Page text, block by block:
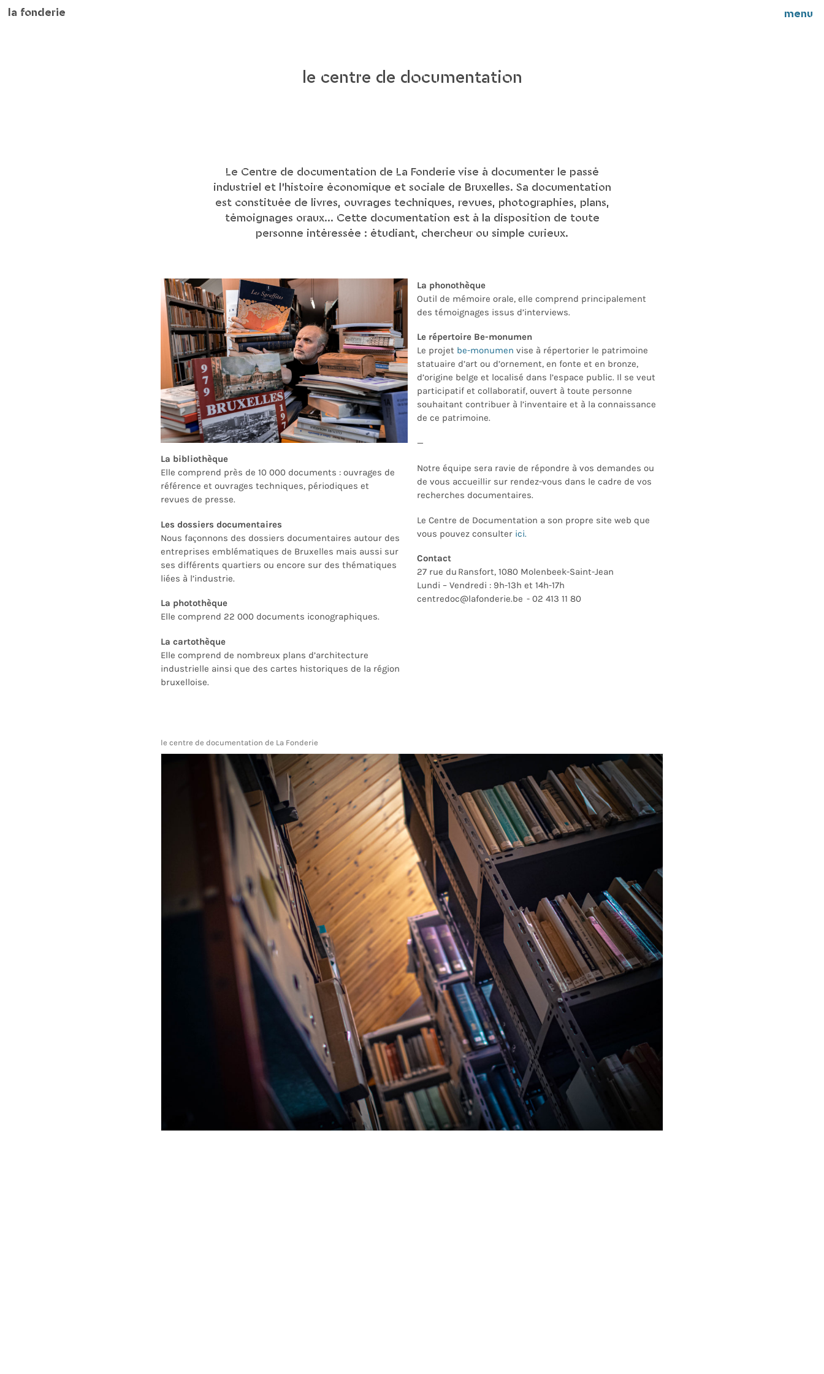
la fonderie menu
le centre de documentation
Le Centre de documentation de La Fonderie vise à documenter le passé
industriel et l’histoire économique et sociale de Bruxelles. Sa documentation
est constituée de livres, ouvrages techniques, revues, photographies, plans,
témoignages oraux... Cette documentation est à la disposition de toute
personne intéressée : étudiant, chercheur ou simple curieux.
La bibliothèque
Elle comprend près de 10 000 documents : ouvrages de
référence et ouvrages techniques, périodiques et
revues de presse.
Les dossiers documentaires
Nous façonnons des dossiers documentaires autour des
entreprises emblématiques de Bruxelles mais aussi sur
ses différents quartiers ou encore sur des thématiques
liées à l’industrie.
La photothèque
Elle comprend 22 000 documents iconographiques.
La cartothèque
Elle comprend de nombreux plans d’architecture
industrielle ainsi que des cartes historiques de la région
bruxelloise.
La phonothèque
Outil de mémoire orale, elle comprend principalement
des témoignages issus d’interviews.
Le répertoire Be-monumen
Le projet be-monumen vise à répertorier le patrimoine
statuaire d’art ou d’ornement, en fonte et en bronze,
d’origine belge et localisé dans l’espace public. Il se veut
participatif et collaboratif, ouvert à toute personne
souhaitant contribuer à l’inventaire et à la connaissance
de ce patrimoine.
—
Notre équipe sera ravie de répondre à vos demandes ou
de vous accueillirsur rendez-vous dans le cadre de vos
recherches documentaires.
Le Centre de Documentation a son propre site web que
vous pouvez consulter ici.
Contact
27 rue du Ransfort, 1080 Molenbeek-Saint-Jean
Lundi – Vendredi : 9h-13h et 14h-17h
centredoc@lafonderie.be - 02 413 11 80
le centre de documentation de La Fonderie